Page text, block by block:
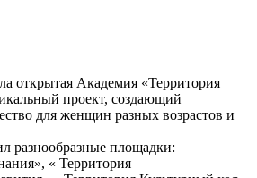
открытая Академия «Территория
проект, создающий
для женщин разных возрастов и
разнообразные площадки:
« Территория